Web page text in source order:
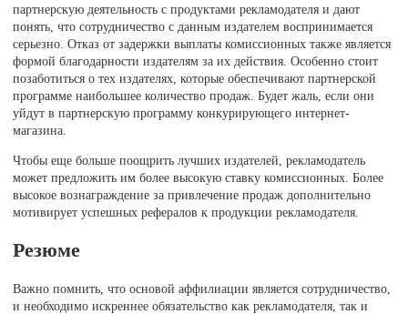
партнерскую деятельность с продуктами рекламодателя и дают
понять, что сотрудничество с данным издателем воспринимается
серьезно. Отказ от задержки выплаты комиссионных также является
формой благодарности издателям за их действия. Особенно стоит
позаботиться о тех издателях, которые обеспечивают партнерской
программе наибольшее количество продаж. Будет жаль, если они
уйдут в партнерскую программу конкурирующего интернет-
магазина.
Чтобы еще больше поощрить лучших издателей, рекламодатель
может предложить им более высокую ставку комиссионных. Более
высокое вознаграждение за привлечение продаж дополнительно
мотивирует успешных рефералов к продукции рекламодателя.
Резюме
Важно помнить, что основой аффилиации является сотрудничество,
и необходимо искреннее обязательство как рекламодателя, так и